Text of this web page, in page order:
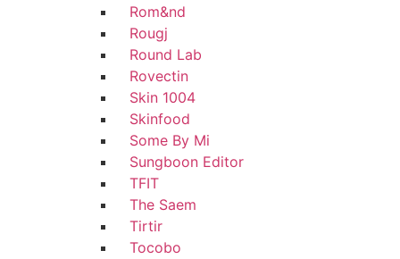
Rom&nd
Rougj
Round Lab
Rovectin
Skin 1004
Skinfood
Some By Mi
Sungboon Editor
TFIT
The Saem
Tirtir
Tocobo